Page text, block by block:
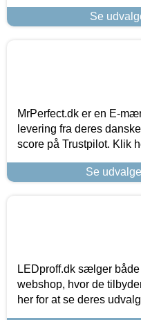
Se
MrPerfect.dk er en E-
levering fra deres
score på Trustpilot. Klik
Se
LEDproff.dk sælger
webshop, hvor de
her for at se deres